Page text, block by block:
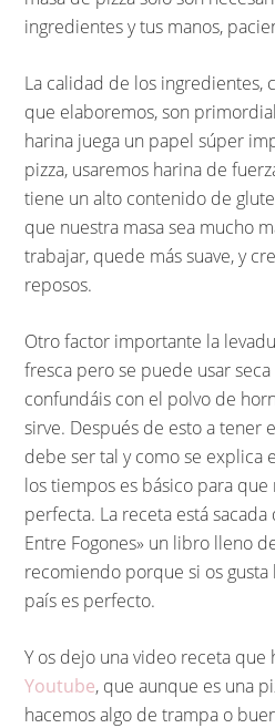
ingredientes y tus manos,
La calidad de los ingredientes,
que elaboremos, son
harina juega un papel súper
pizza, usaremos harina de
tiene un alto contenido de
que nuestra masa sea mucho
trabajar, quede más suave, y
reposos.
Otro factor importante la
fresca pero se puede usar
confundáis con el polvo de
sirve. Después de esto a tener
debe ser tal y como se explica
los tiempos es básico para
perfecta. La receta está
Entre Fogones» un libro lleno
recomiendo porque si os gusta
país es perfecto.
Y os dejo una video receta que
Youtube, que aunque es una
hacemos algo de trampa o